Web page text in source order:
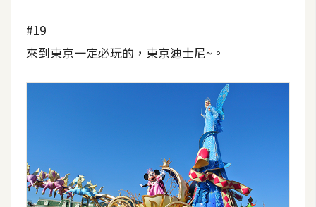
#19
來到東京一定必玩的，東京迪士尼~。